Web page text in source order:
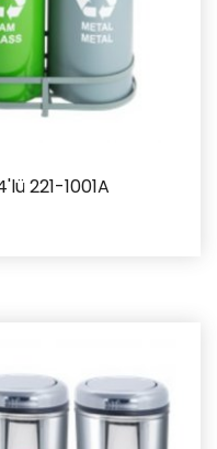
221-1001A